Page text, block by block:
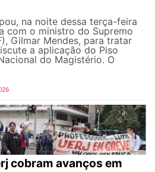
na noite dessa terça-feira
com o ministro do Supremo
Gilmar Mendes, para tratar
a aplicação do Piso
do Magistério. O
cobram avanços em